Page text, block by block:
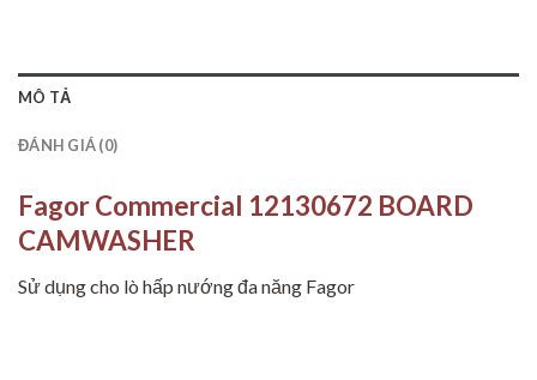
MÔ TẢ
ĐÁNH GIÁ (0)
Fagor Commercial 12130672 BOARD
CAMWASHER
Sử dụng cho lò hấp nướng đa năng Fagor